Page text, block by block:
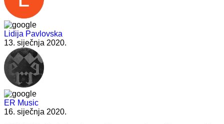
Lidija Pavlovska
13. siječnja 2020.
ER Music
16. siječnja 2020.